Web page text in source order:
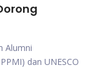
Alumni
dan UNESCO